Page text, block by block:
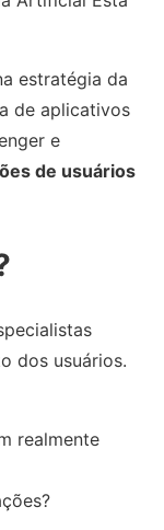
estratégia da
de aplicativos
e
de usuários
dos usuários.
realmente